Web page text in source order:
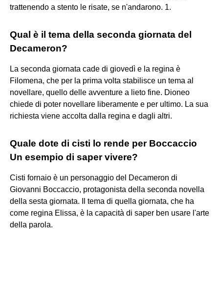
trattenendo a stento le risate, se n'andarono. 1.
Qual è il tema della seconda giornata del
Decameron?
La seconda giornata cade di giovedì e la regina è
Filomena, che per la prima volta stabilisce un tema al
novellare, quello delle avventure a lieto fine. Dioneo
chiede di poter novellare liberamente e per ultimo. La sua
richiesta viene accolta dalla regina e dagli altri.
Quale dote di cisti lo rende per Boccaccio
Un esempio di saper vivere?
Cisti fornaio è un personaggio del Decameron di
Giovanni Boccaccio, protagonista della seconda novella
della sesta giornata. Il tema di quella giornata, che ha
come regina Elissa, è la capacità di saper ben usare l'arte
della parola.